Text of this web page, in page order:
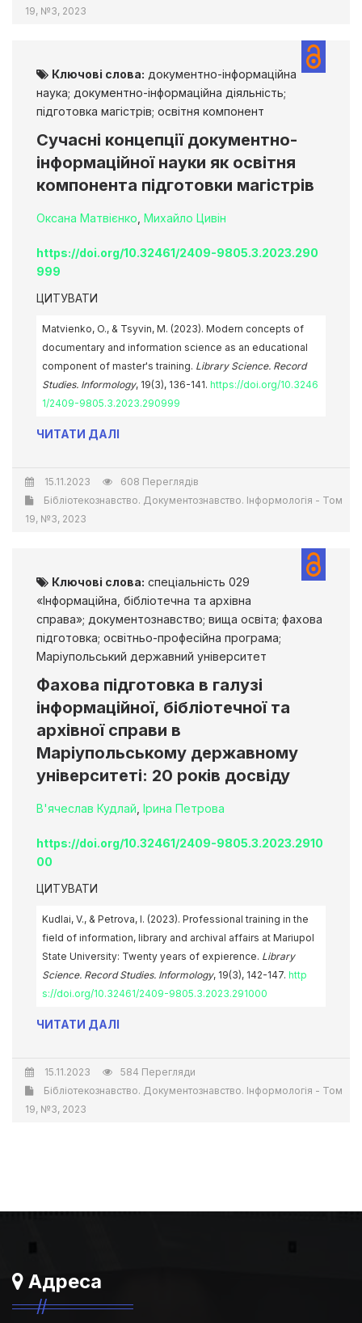
19, №3, 2023
Ключові слова: документно-інформаційна
наука; документно-інформаційна діяльність;
підготовка магістрів; освітня компонент
Сучасні концепції документно-
інформаційної науки як освітня
компонента підготовки магістрів
Оксана Матвієнко Михайло Цивін
https://doi.org/10.32461/2409-9805.3.2023.290
999
ЦИТУВАТИ
Matvienko, O., & Tsyvin, M. (2023). Modern concepts of
documentary and information science as an educational
component of master's training. Library Science. Record
Studies. Informology, 19(3), 136-141. https://doi.org/10.3246
1/2409-9805.3.2023.290999
ЧИТАТИ ДАЛІ
15.11.2023
608 Переглядів
Бібліотекознавство. Документознавство. Інформологія - Том
19, №3, 2023
Ключові слова: спеціальність 029
«Інформаційна, бібліотечна та архівна
справа»; документознавство; вища освіта; фахова
підготовка; освітньо-професійна програма;
Маріупольський державний університет
Фахова підготовка в галузі
інформаційної, бібліотечної та
архівної справи в
Маріупольському державному
університеті: 20 років досвіду
В'ячеслав Кудлай Ірина Петрова
https://doi.org/10.32461/2409-9805.3.2023.2910
00
ЦИТУВАТИ
Kudlai, V., & Petrova, I. (2023). Professional training in the
field of information, library and archival affairs at Mariupol
State University: Twenty years of expierence. Library
Science. Record Studies. Informology, 19(3), 142-147. http
s://doi.org/10.32461/2409-9805.3.2023.291000
ЧИТАТИ ДАЛІ
15.11.2023
584 Перегляди
Бібліотекознавство. Документознавство. Інформологія - Том
19, №3, 2023
Адреса